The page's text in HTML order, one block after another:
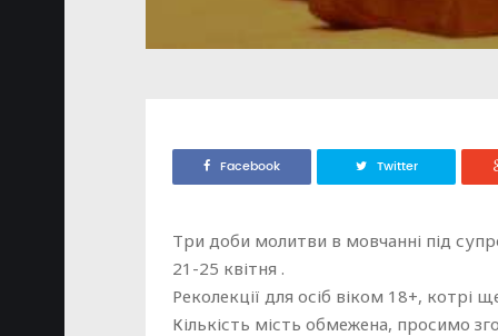
Facebook Twitter
Три доби молитви в мовчанні під
21-25 квітня .
Реколекції для осіб віком 18+, котрі
Кількість мість обмежена, просимо